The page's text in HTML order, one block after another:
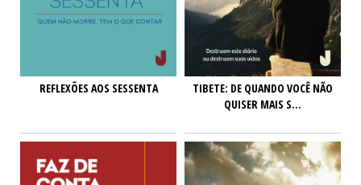
REFLEXÕES AOS SESSENTA
TIBETE: DE QUANDO VOCÊ NÃO
QUISER MAIS S...